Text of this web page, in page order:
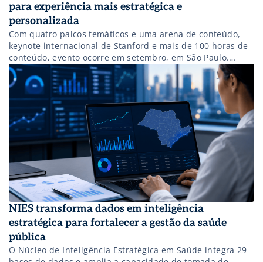
para experiência mais estratégica e
personalizada
Com quatro palcos temáticos e uma arena de conteúdo,
keynote internacional de Stanford e mais de 100 horas de
conteúdo, evento ocorre em setembro, em São Paulo.
Credenciamento já está aberto e os valores mudam a
partir de 18 de junho!
NIES transforma dados em inteligência
estratégica para fortalecer a gestão da saúde
pública
O Núcleo de Inteligência Estratégica em Saúde integra 29